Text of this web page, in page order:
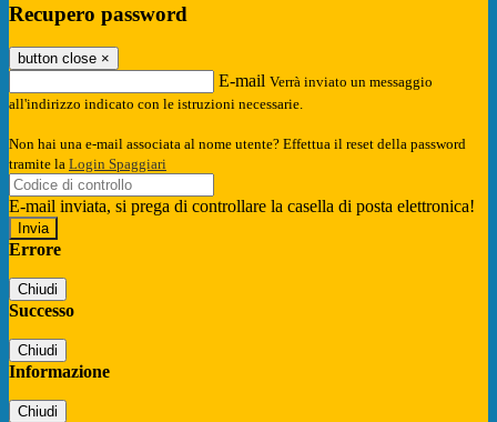
Recupero password
button close ×
E-mail Verrà inviato un messaggio
all'indirizzo indicato con le istruzioni necessarie.
Non hai una e-mail associata al nome utente? Effettua il reset della password
tramite la Login Spaggiari
E-mail inviata, si prega di controllare la casella di posta elettronica!
Errore
Chiudi
Successo
Chiudi
Informazione
Chiudi